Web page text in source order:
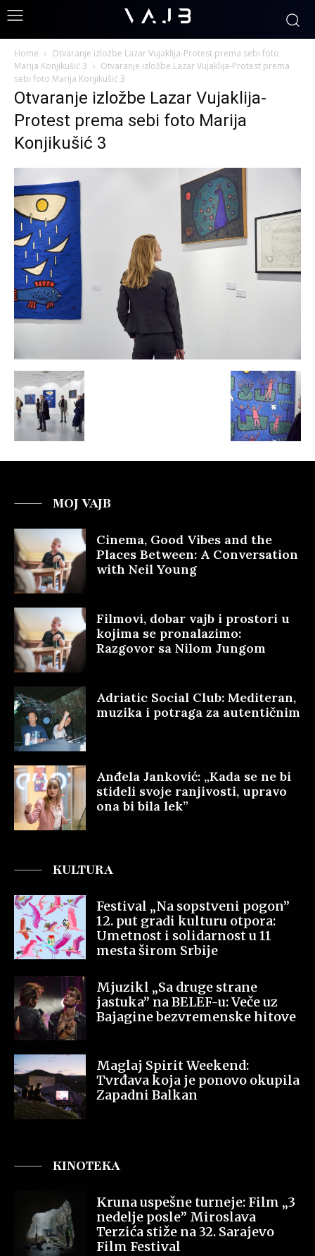
Home
Otvaranje izložbe Lazar Vujaklija-Protest prema sebi foto
Marija Konjikušić 3
Otvaranje izložbe Lazar Vujaklija-Protest prema
sebi foto Marija Konjikušić 3
Otvaranje izložbe Lazar Vujaklija-
Protest prema sebi foto Marija
Konjikušić 3
MOJ VAJB
Cinema, Good Vibes and the
Places Between: A Conversation
with Neil Young
Filmovi, dobar vajb i prostori u
kojima se pronalazimo:
Razgovor sa Nilom Jungom
Adriatic Social Club: Mediteran,
muzika i potraga za autentičnim
Anđela Janković: „Kada se ne bi
stideli svoje ranjivosti, upravo
ona bi bila lek”
KULTURA
Festival „Na sopstveni pogon”
12. put gradi kulturu otpora:
Umetnost i solidarnost u 11
mesta širom Srbije
Mjuzikl „Sa druge strane
jastuka” na BELEF-u: Veče uz
Bajagine bezvremenske hitove
Maglaj Spirit Weekend:
Tvrđava koja je ponovo okupila
Zapadni Balkan
KINOTEKA
Kruna uspešne turneje: Film „3
nedelje posle” Miroslava
Terzića stiže na 32. Sarajevo
Film Festival